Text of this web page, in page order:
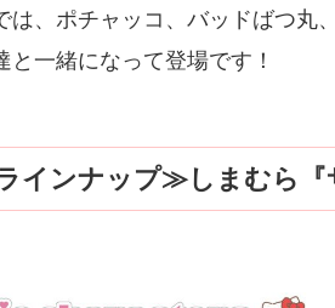
は、ポチャッコ、バッドばつ丸
と一緒になって登場です！
インナップ≫しまむら『